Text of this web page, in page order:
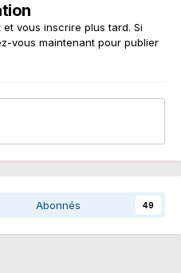
vous inscrire plus tard. Si
vous maintenant pour publier
Abonnés 49